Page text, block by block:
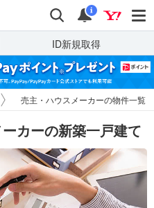
検索 通知
i
ID新規取得
売主・ハウスメーカーの物件一覧
カーの新築一戸建て